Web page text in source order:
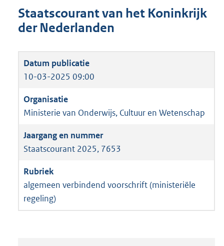
Staatscourant van het Koninkrijk
der Nederlanden
10-03-2025 09:00
Ministerie van Onderwijs, Cultuur en Wetenschap
Staatscourant 2025, 7653
algemeen verbindend voorschrift (ministeriële
regeling)